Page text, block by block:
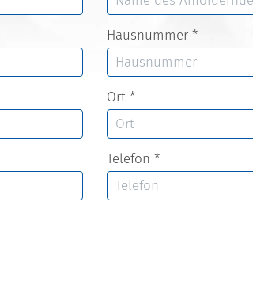
Hausnummer *
Ort *
Telefon *